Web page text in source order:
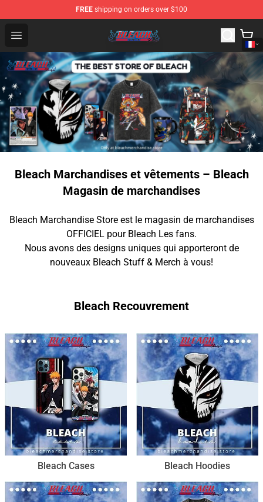
FREE shipping on orders over $100
Open menu
Bleach Store - Official Bleach Merchandise Shop
Bleach Marchandises et vêtements – Bleach
Magasin de marchandises
Bleach Marchandise Store est le magasin de marchandises
OFFICIEL pour Bleach Les fans.
Nous avons des designs uniques qui apporteront de
nouveaux Bleach Stuff & Merch à vous!
Bleach Recouvrement
Bleach Cases Bleach Hoodies